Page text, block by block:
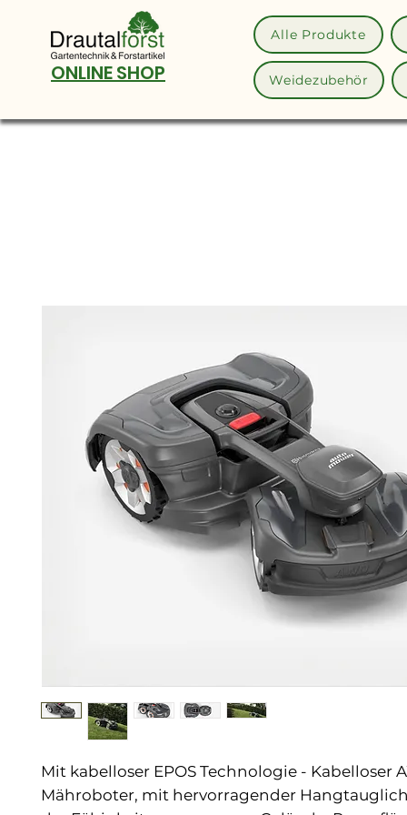
ONLINE SHOP
Alle Produkte
Weidezubehör
Mit kabelloser EPOS Technologie - Kabelloser
Mähroboter, mit hervorragender